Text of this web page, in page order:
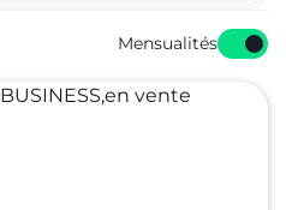
Mensualités